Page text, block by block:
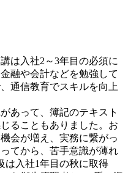
は入社2～3年目の必須に
融や会計などを勉強して
通信教育でスキルを向上
あって、簿記のテキスト
ることもありました。お
会が増え、実務に繋がっ
てから、苦手意識が薄れ
は入社1年目の秋に取得